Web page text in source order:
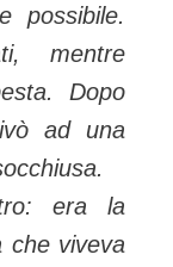
possibile.
mentre
Dopo
ad una
era la
che viveva